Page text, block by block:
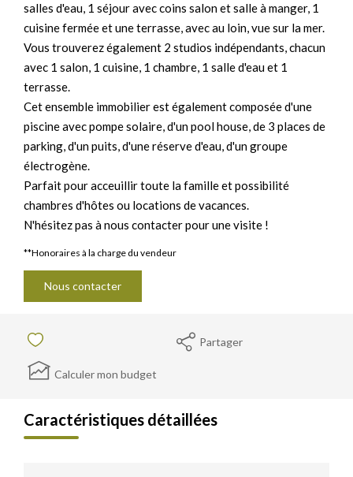
salles d'eau, 1 séjour avec coins salon et salle à manger, 1
cuisine fermée et une terrasse, avec au loin, vue sur la mer.
Vous trouverez également 2 studios indépendants, chacun
avec 1 salon, 1 cuisine, 1 chambre, 1 salle d'eau et 1
terrasse.
Cet ensemble immobilier est également composée d'une
piscine avec pompe solaire, d'un pool house, de 3 places de
parking, d'un puits, d'une réserve d'eau, d'un groupe
électrogène.
Parfait pour acceuillir toute la famille et possibilité
chambres d'hôtes ou locations de vacances.
N'hésitez pas à nous contacter pour une visite !
**Honoraires à la charge du vendeur
Nous contacter
Partager
Calculer mon budget
Caractéristiques détaillées